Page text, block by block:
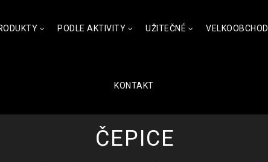
PODLE AKTIVITY UŽITEČNÉ VELKOOBCHOD
KONTAKT
ČEPICE